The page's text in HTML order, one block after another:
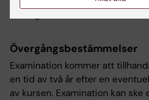
Övergångsbestämmelser
Examination kommer att
en tid av två år efter en
av kursen. Examination kan ske